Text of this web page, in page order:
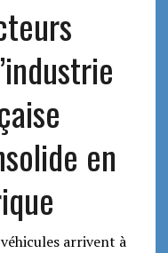
en
arrivent à